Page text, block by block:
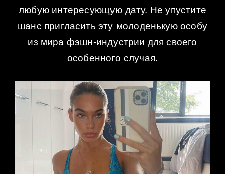
любую интересующую дату. Не упустите
шанс пригласить эту молоденькую особу
из мира фэшн-индустрии для своего
особенного случая.